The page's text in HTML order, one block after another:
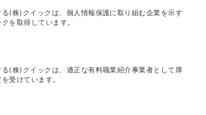
(株)クイックは、個人情報保護に取り組む企業を示す
を取得しています。
(株)クイックは、適正な有料職業紹介事業者として厚
受けています。